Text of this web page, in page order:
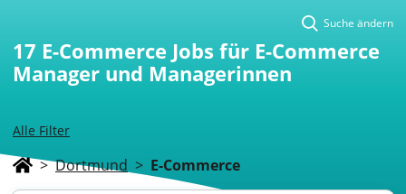
Alle Filter
Suche ändern
17 E-Commerce Jobs für E-Commerce
Manager und Managerinnen
> Dortmund > E-Commerce